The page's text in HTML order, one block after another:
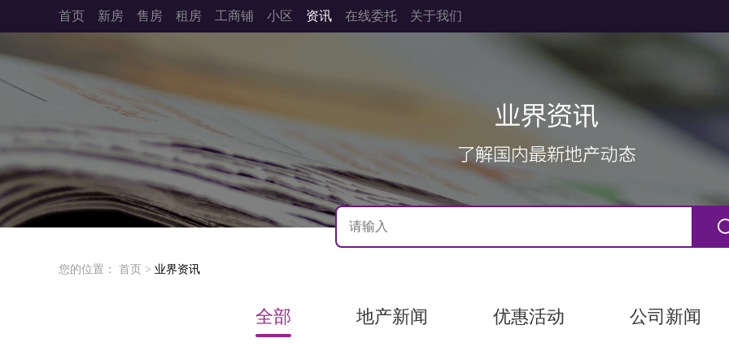
首页 新房 售房 租房 工商铺 小区 资讯 在线委托 关于我们
您的位置： 首页 > 业界资讯
全部 地产新闻 优惠活动 公司新闻